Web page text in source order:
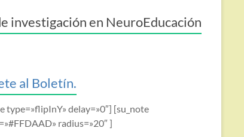
investigación en NeuroEducación
al Boletín.
type=»flipInY» delay=»0″] [su_note
radius=»20″ ]